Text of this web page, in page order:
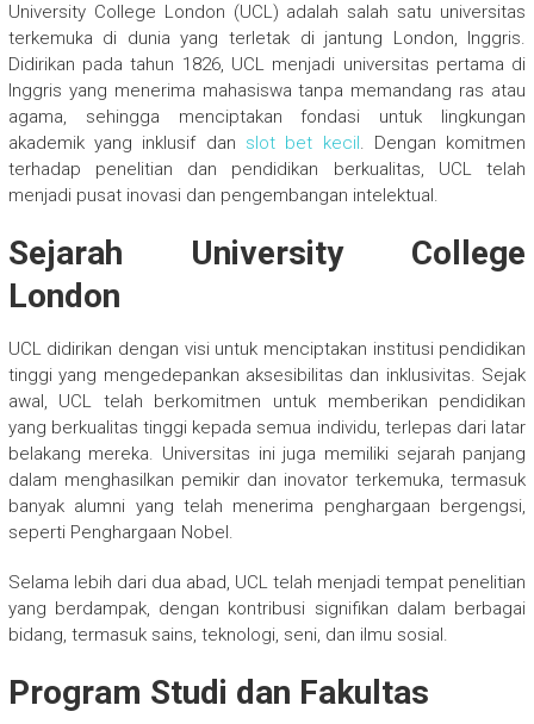
University College London (UCL) adalah salah satu universitas
terkemuka di dunia yang terletak di jantung London, Inggris.
Didirikan pada tahun 1826, UCL menjadi universitas pertama di
Inggris yang menerima mahasiswa tanpa memandang ras atau
agama, sehingga menciptakan fondasi untuk lingkungan
akademik yang inklusif dan slot bet kecil. Dengan komitmen
terhadap penelitian dan pendidikan berkualitas, UCL telah
menjadi pusat inovasi dan pengembangan intelektual.
Sejarah University College
London
UCL didirikan dengan visi untuk menciptakan institusi pendidikan
tinggi yang mengedepankan aksesibilitas dan inklusivitas. Sejak
awal, UCL telah berkomitmen untuk memberikan pendidikan
yang berkualitas tinggi kepada semua individu, terlepas dari latar
belakang mereka. Universitas ini juga memiliki sejarah panjang
dalam menghasilkan pemikir dan inovator terkemuka, termasuk
banyak alumni yang telah menerima penghargaan bergengsi,
seperti Penghargaan Nobel.
Selama lebih dari dua abad, UCL telah menjadi tempat penelitian
yang berdampak, dengan kontribusi signifikan dalam berbagai
bidang, termasuk sains, teknologi, seni, dan ilmu sosial.
Program Studi dan Fakultas